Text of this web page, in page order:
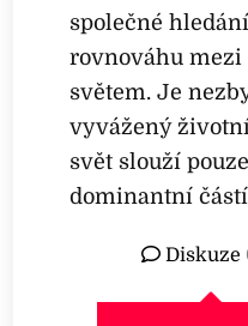
společné
rovnováhu
světem. Je
vyvážený
svět slouží
dominantní
Diskuze